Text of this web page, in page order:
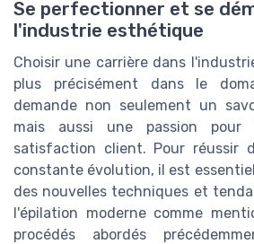
Se perfectionner et se
l'industrie esthétique
Choisir une carrière dans
plus précisément dans le
demande non seulement un
mais aussi une passion
satisfaction client. Pour réussir
constante évolution, il est
des nouvelles techniques et
l'épilation moderne comme
procédés abordés